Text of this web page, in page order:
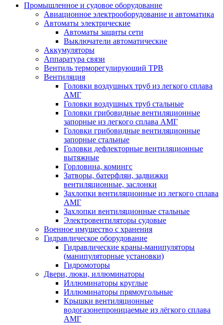
Промышленное и судовое оборудование
Авиационное электрооборудование и автоматика
Автоматы электрические
Автоматы защиты сети
Выключатели автоматические
Аккумуляторы
Аппаратура связи
Вентиль терморегулирующий ТРВ
Вентиляция
Головки воздушных труб из легкого сплава
АМГ
Головки воздушных труб стальные
Головки грибовидные вентиляционные
запорные из легкого сплава АМГ
Головки грибовидные вентиляционные
запорные стальные
Головки дефлекторные вентиляционные
вытяжные
Горловина, комингс
Затворы, батерфляи, задвижки
вентиляционные, заслонки
Захлопки вентиляционные из легкого сплава
АМГ
Захлопки вентиляционные стальные
Электровентиляторы судовые
Военное имущество с хранения
Гидравлическое оборудование
Гидравлические краны-манипуляторы
(манипуляторные установки)
Гидромоторы
Двери, люки, иллюминаторы
Иллюминаторы круглые
Иллюминаторы прямоугольные
Крышки вентиляционные
водогазонепроницаемые из лёгкого сплава
АМГ